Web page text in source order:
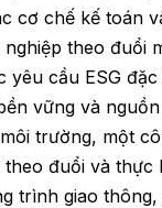
cơ chế kế toán
theo đuổi
yêu cầu ESG
vững và
trường, một
đuổi và thực
trình giao